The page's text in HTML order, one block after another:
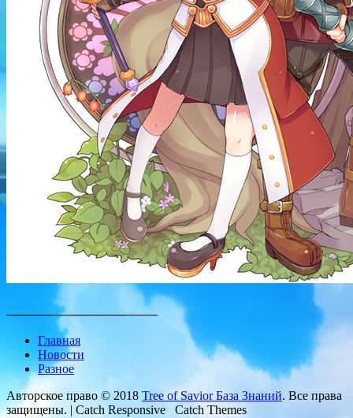
________________________
Главная
Новости
Разное
Авторское право © 2018 Tree of Savior База Знаний. Все права
защищены. | Catch Responsive Catch Themes